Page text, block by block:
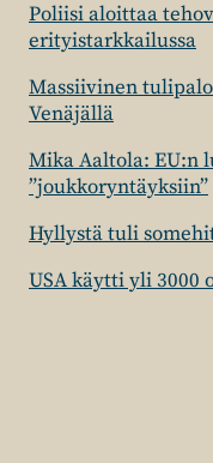
Poliisi aloittaa
erityistarkkailussa
Massiivinen
Venäjällä
Mika Aaltola: EU:n
”joukkoryntäyksiin”
Hyllystä tuli
USA käytti yli 3000